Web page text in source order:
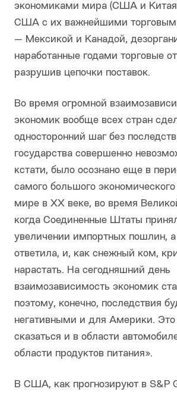
экономиками мира (США и
США с их важнейшими
— Мексикой и Канадой,
наработанные годами торговые
разрушив цепочки поставок.
Во время огромной
экономик вообще всех стран
односторонний шаг без
государства совершенно
кстати, было осознано еще в
самого большого
мире в XX веке, во время
когда Соединенные Штаты
увеличении импортных пошлин,
ответила, и, как снежный ком,
нарастать. На сегодняшний день
взаимозависимость экономик
поэтому, конечно, последствия
негативными и для Америки.
сказаться и в области
области продуктов питания».
В США, как прогнозируют в S&P